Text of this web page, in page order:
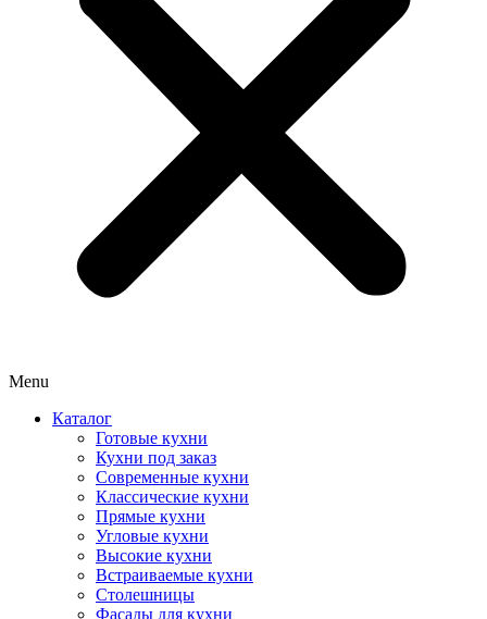
Menu
Каталог
Готовые кухни
Кухни под заказ
Современные кухни
Классические кухни
Прямые кухни
Угловые кухни
Высокие кухни
Встраиваемые кухни
Столешницы
Фасады для кухни